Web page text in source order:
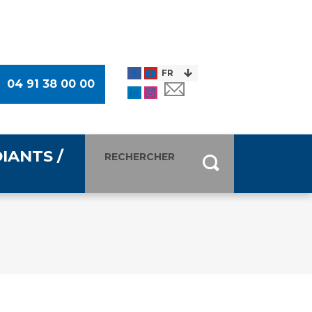
04 91 38 00 00
/